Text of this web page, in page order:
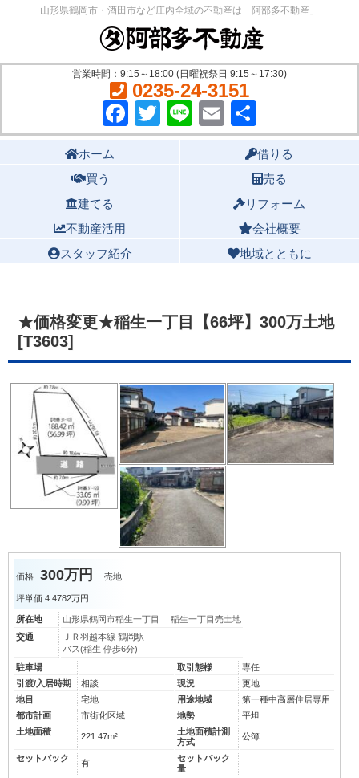
山形県鶴岡市・酒田市など庄内全域の不動産は「阿部多不動産」
営業時間：9:15～18:00 (日曜祝祭日 9:15～17:30)
0235-24-3151
Facebook
Twitter
LineEmail
有
ホーム
借りる
買う
売る
建てる
リフォーム
不動産活用
会社概要
スタッフ紹介
地域とともに
★価格変更★稲生一丁目【66坪】300万土地
[T3603]
価格 300万円 売地
坪単価 4.4782万円
所在地
山形県鶴岡市稲生一丁目 稲生一丁目売土地
交通
ＪＲ羽越本線 鶴岡駅
バス(稲生 停歩6分)
駐車場
取引態様
専任
引渡/入居時期
相談 現況
更地
地目
宅地 用途地域
第一種中高層住居専用
都市計画
市街化区域 地勢
平坦
土地面積
221.47m²
土地面積計測
方式
公簿
セットバック 有
セットバック
量